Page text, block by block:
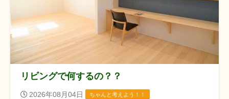
リビングで何するの？？
2026年08月04日 ちゃんと考えよう！！